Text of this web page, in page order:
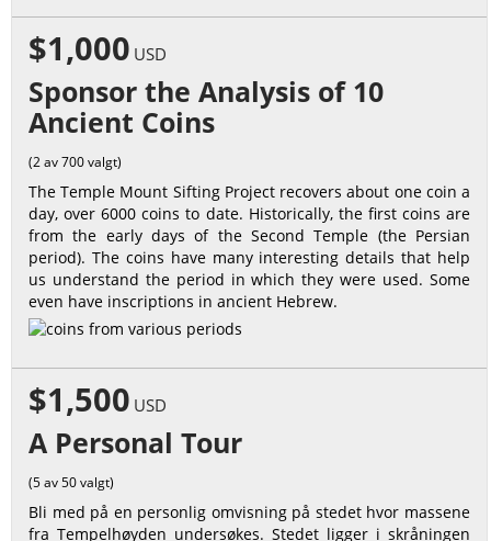
$1,000 USD
Sponsor the Analysis of 10
Ancient Coins
(2 av 700 valgt)
The Temple Mount Sifting Project recovers about one coin a
day, over 6000 coins to date. Historically, the first coins are
from the early days of the Second Temple (the Persian
period). The coins have many interesting details that help
us understand the period in which they were used. Some
even have inscriptions in ancient Hebrew.
$1,500 USD
A Personal Tour
(5 av 50 valgt)
Bli med på en personlig omvisning på stedet hvor massene
fra Tempelhøyden undersøkes. Stedet ligger i skråningen